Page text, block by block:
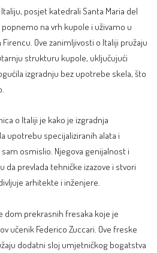
posjet katedrali Santa Maria del
na vrh kupole i uživamo u
Ove zanimljivosti o Italiji pružaju
strukturu kupole, uključujući
izgradnju bez upotrebe skela, što
o Italiji je kako je izgradnja
upotrebu specijaliziranih alata i
osmislio. Njegova genijalnost i
da prevlada tehničke izazove i stvori
arhitekte i inženjere.
dom prekrasnih fresaka koje je
učenik Federico Zuccari. Ove freske
dodatni sloj umjetničkog bogatstva